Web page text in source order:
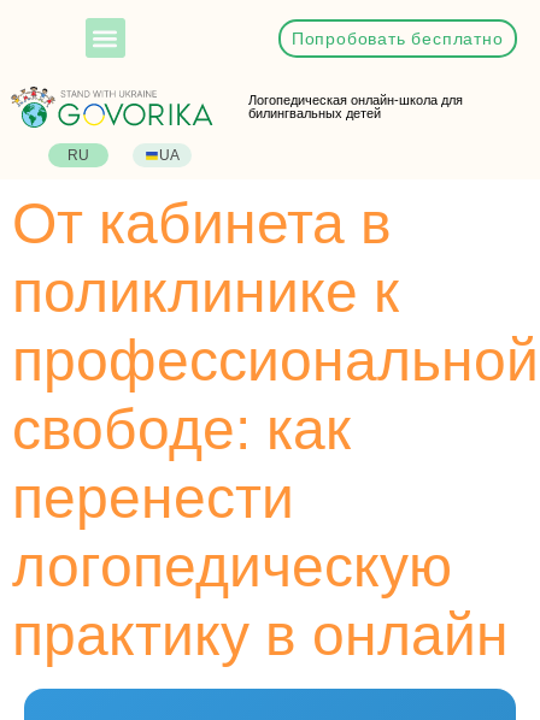
Попробовать бесплатно
Логопедическая онлайн-школа для
билингвальных детей
RU UA
От кабинета в
поликлинике к
профессиональной
свободе: как
перенести
логопедическую
практику в онлайн